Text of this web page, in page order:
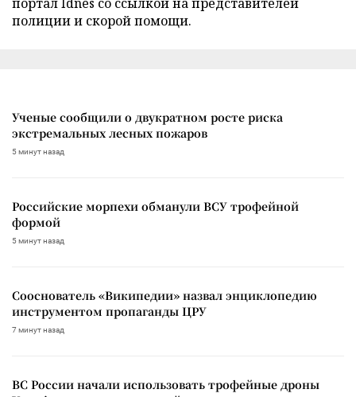
полиции и скорой помощи.
Ученые сообщили о двукратном росте риска
экстремальных лесных пожаров
5 минут назад
Российские морпехи обманули ВСУ трофейной
формой
5 минут назад
Сооснователь «Википедии» назвал энциклопедию
инструментом пропаганды ЦРУ
7 минут назад
ВС России начали использовать трофейные дроны